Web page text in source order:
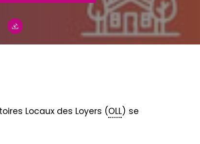
Locaux des Loyers (OLL) se